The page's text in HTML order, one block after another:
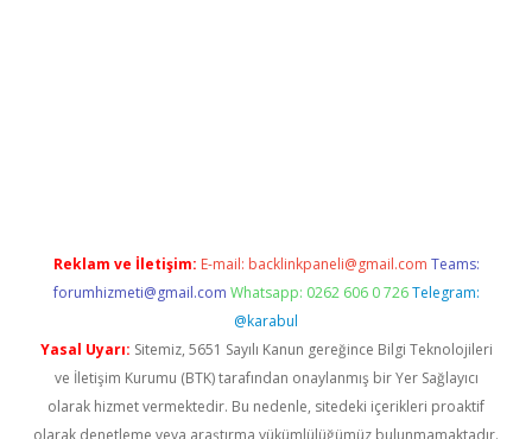
Reklam ve İletişim: E-mail: backlinkpaneli@gmail.com Teams:
forumhizmeti@gmail.com Whatsapp: 0262 606 0 726 Telegram:
@karabul
Yasal Uyarı: Sitemiz, 5651 Sayılı Kanun gereğince Bilgi Teknolojileri
ve İletişim Kurumu (BTK) tarafından onaylanmış bir Yer Sağlayıcı
olarak hizmet vermektedir. Bu nedenle, sitedeki içerikleri proaktif
olarak denetleme veya araştırma yükümlülüğümüz bulunmamaktadır.